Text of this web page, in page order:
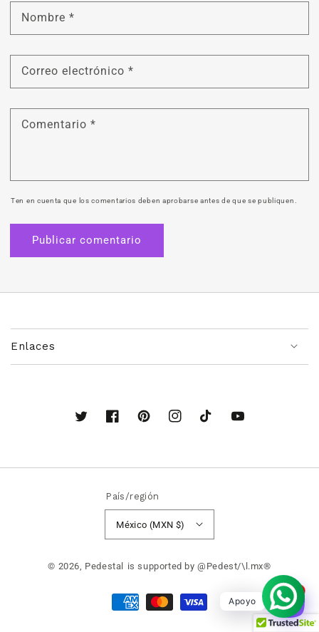
Nombre *
Correo electrónico *
Comentario *
Ten en cuenta que los comentarios deben aprobarse antes de que se publiquen.
Enlaces
TwitterFacebookPinterestInstagramTikTok YouTube
País/región
México (MXN $)
© 2026, Pedestal is supported by @Pedest/\l.mx®
Formas
de
Apoyo